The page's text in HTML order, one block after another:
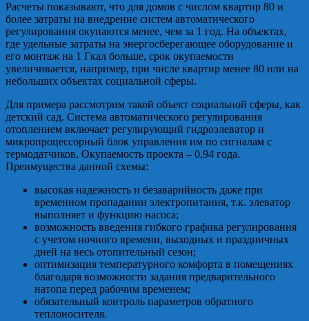
Расчеты показывают, что для домов с числом квартир 80 и
более затраты на внедрение систем автоматического
регулирования окупаются менее, чем за 1 год. На объектах,
где удельные затраты на энергосберегающее оборудование и
его монтаж на 1 Гкал больше, срок окупаемости
увеличивается, например, при числе квартир менее 80 или на
небольших объектах социальной сферы.
Для примера рассмотрим такой объект социальной сферы, как
детский сад. Система автоматического регулирования
отоплением включает регулирующий гидроэлеватор и
микропроцессорный блок управления им по сигналам с
термодатчиков. Окупаемость проекта – 0,94 года.
Преимущества данной схемы:
высокая надежность и безаварийность даже при
временном пропадании электропитания, т.к. элеватор
выполняет и функцию насоса;
возможность введения гибкого графика регулирования
с учетом ночного времени, выходных и праздничных
дней на весь отопительный сезон;
оптимизация температурного комфорта в помещениях
благодаря возможности задания предварительного
натопа перед рабочим временем;
обязательный контроль параметров обратного
теплоносителя.